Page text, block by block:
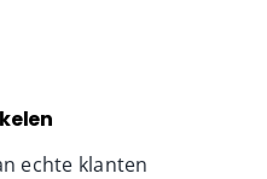
echte klanten